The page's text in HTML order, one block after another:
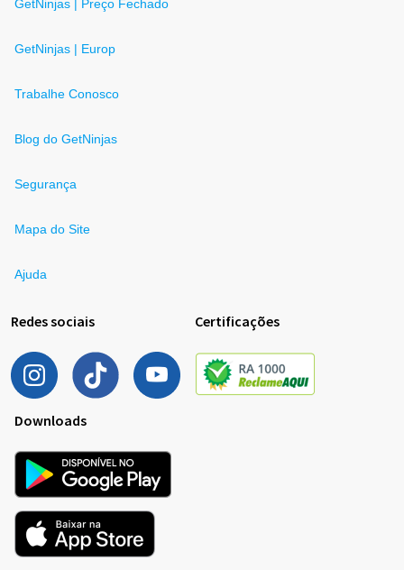
GetNinjas | Preço Fechado
GetNinjas | Europ
Trabalhe Conosco
Blog do GetNinjas
Segurança
Mapa do Site
Ajuda
Redes sociais Certificações
Downloads